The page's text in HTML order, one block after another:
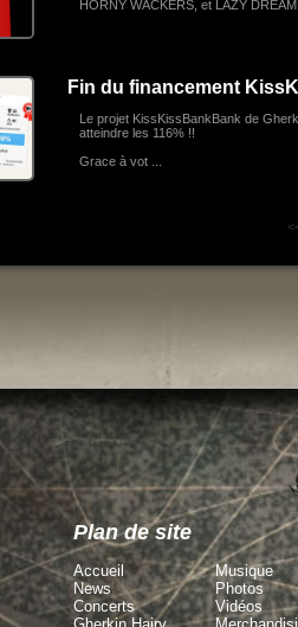
HORNY WACKERS, et LAZY
Fin du financement
Le projet KissKissBankBank de
atteindre les 116% !!
Grace à vot ...
Plan de site
Accueil
News
Concerts
Musique
Photos
Vidéos